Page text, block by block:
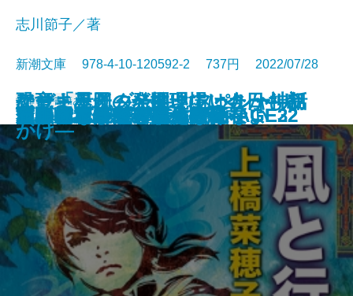
アウトサイダー―クトゥルー神話
傑作選―
ギャンブラーが多すぎる
ケーキ王子の名推理(スペシャリ
テ)6
金春屋ゴメス 芥子の花
ロシアよ、我が名を記憶せよ
いまは、空しか見えない
すべて忘れてしまうから
文豪ナビ 松本清張
なぜ「星図」が開いていたか―初
期ミステリ傑作集―
芽吹長屋仕合せ帖 日照雨
志川節子／著
新潮文庫 978-4-10-120592-2 737円 2022/07/28
文庫電子書籍あり
風と行く者―守り人外伝―
君がいないと小説は書けない
下駄の上の卵
次の電車が来るまえに
金春屋ゴメス
チュベローズで待ってる AGE22
チュベローズで待ってる AGE32
恐竜まみれ―発掘現場は今日も命
がけ―
昆虫学者はやめられない
石川啄木